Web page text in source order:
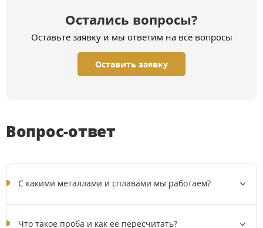
Остались вопросы?
Оставьте заявку и мы ответим на все вопросы
Оставить заявку
Вопрос-ответ
C какими металлами и сплавами мы работаем?
Что такое проба и как ее пересчитать?